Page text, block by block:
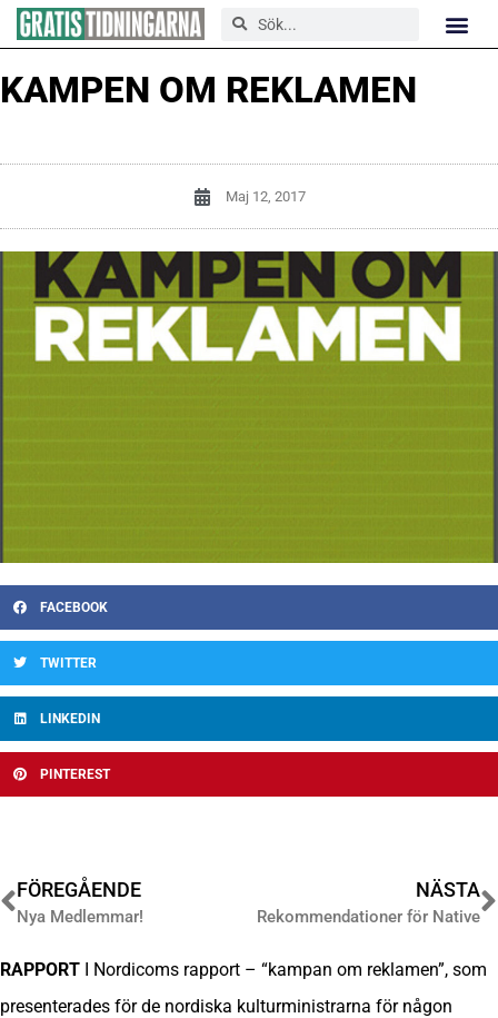
KAMPEN OM REKLAMEN
Maj 12, 2017
FACEBOOK
TWITTER
LINKEDIN
PINTEREST
FÖREGÅENDE
Nya Medlemmar!
NÄSTA
Rekommendationer för Native
RAPPORT I Nordicoms rapport – “kampan om reklamen”, som
presenterades för de nordiska kulturministrarna för någon